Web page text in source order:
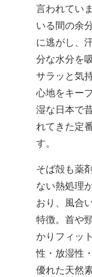
言われてい
いる間の余
に逃がし、
分な水分を
サラッと気
心地をキー
湿な日本で
れてきた定
す。
そば殻も薬
ない熱処理
おり、風合
特徴。首や
かりフィッ
性・放湿性
優れた天然